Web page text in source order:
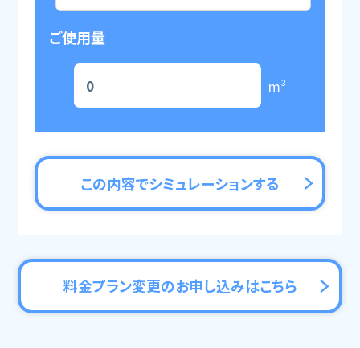
ご使用量
m³
料金プラン変更のお申し込みはこちら